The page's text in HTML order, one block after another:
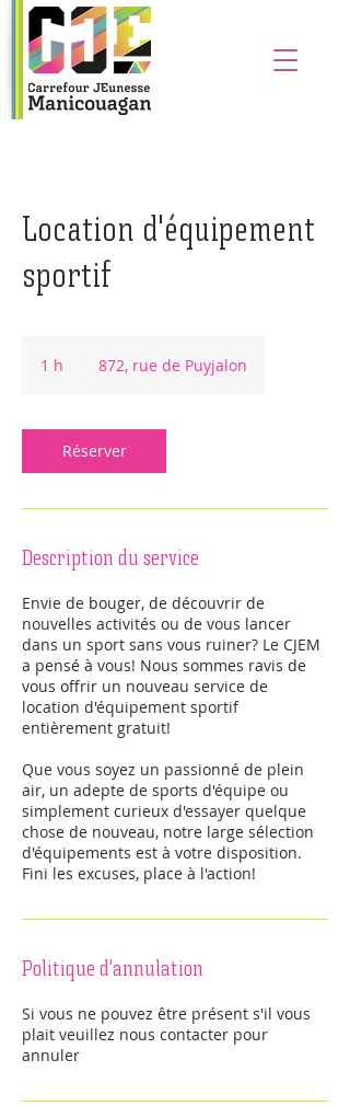
Location d'équipement
sportif
1 h 872, rue de Puyjalon
Réserver
Description du service
Envie de bouger, de découvrir de
nouvelles activités ou de vous lancer
dans un sport sans vous ruiner? Le CJEM
a pensé à vous! Nous sommes ravis de
vous offrir un nouveau service de
location d'équipement sportif
entièrement gratuit!
Que vous soyez un passionné de plein
air, un adepte de sports d'équipe ou
simplement curieux d'essayer quelque
chose de nouveau, notre large sélection
d'équipements est à votre disposition.
Fini les excuses, place à l'action!
Politique d'annulation
Si vous ne pouvez être présent s'il vous
plait veuillez nous contacter pour
annuler